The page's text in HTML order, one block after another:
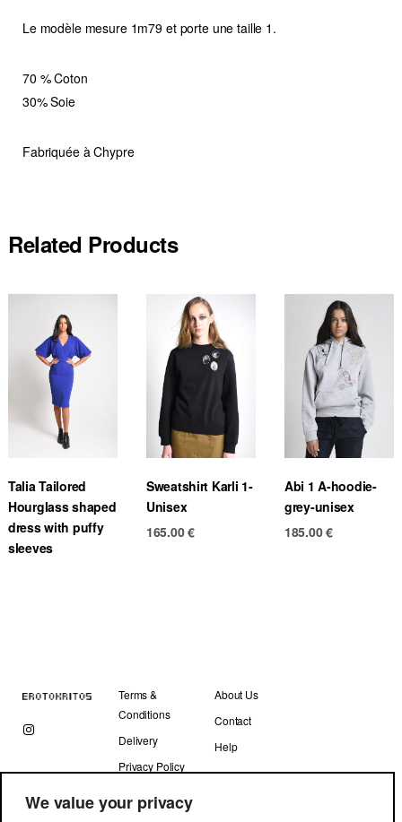
We value your privacy
Le modèle mesure 1m79 et porte une taille 1.
70 % Coton
30% Soie
Fabriquée à Chypre
Related Products
Talia Tailored
Hourglass shaped
dress with puffy
sleeves
Sweatshirt Karli 1-
Unisex
165.00€
Abi 1 A-hoodie-
grey-unisex
185.00€
Terms &
Conditions
Delivery
Privacy Policy
About Us
Contact
Help